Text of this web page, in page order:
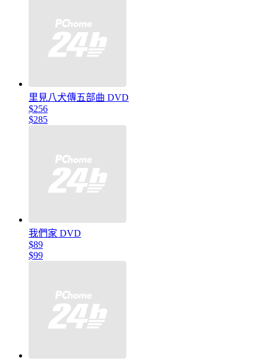
里見八犬傳五部曲 DVD
$256
$285
我們家 DVD
$89
$99